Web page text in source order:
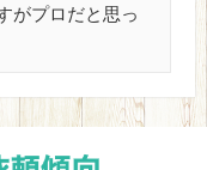
がプロだと思っ